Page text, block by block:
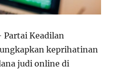
Keadilan
keprihatinan
judi online di